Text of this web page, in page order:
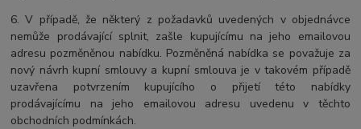
6. V případě, že některý z požadavků uvedených v objednávce
nemůže prodávající splnit, zašle kupujícímu na jeho emailovou
adresu pozměněnou nabídku. Pozměněná nabídka se považuje za
nový návrh kupní smlouvy a kupní smlouva je v takovém případě
uzavřena potvrzením kupujícího o přijetí této nabídky
prodávajícímu na jeho emailovou adresu uvedenu v těchto
obchodních podmínkách.